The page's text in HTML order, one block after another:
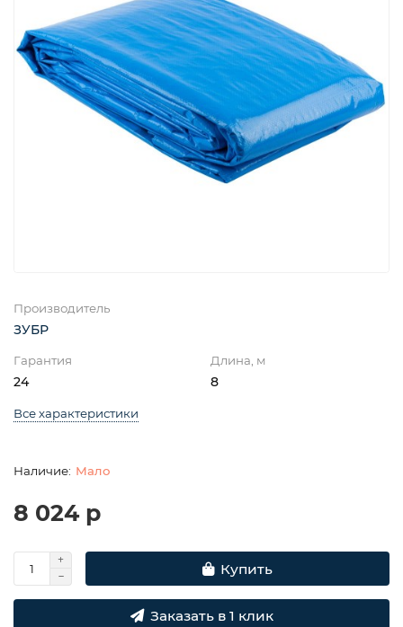
Производитель
ЗУБР
Гарантия
24
Длина, м
8
Все характеристики
Мало
8 024 р
Купить
Заказать в 1 клик